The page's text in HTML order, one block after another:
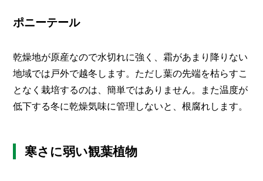
ポニーテール
乾燥地が原産なので水切れに強く、霜があまり降りない
地域では戸外で越冬します。ただし葉の先端を枯らすこ
となく栽培するのは、簡単ではありません。また温度が
低下する冬に乾燥気味に管理しないと、根腐れします。
寒さに弱い観葉植物